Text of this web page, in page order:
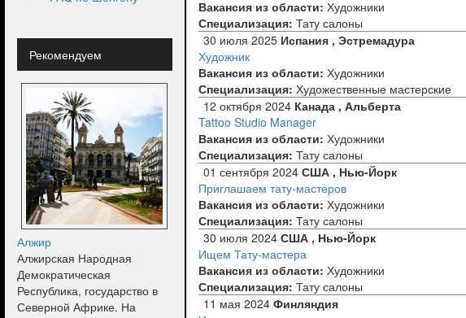
Рекомендуем
Алжир
Алжирская Народная
Демократическая
Республика, государство в
Северной Африке. На
Вакансия из области: Художники
Специализация: Тату салоны
30 июля 2025 Испания , Эстремадура
Художник
Вакансия из области: Художники
Специализация: Художественные мастерские
12 октября 2024 Канада , Альберта
Tattoo Studio Manager
Вакансия из области: Художники
Специализация: Тату салоны
01 сентября 2024 США , Нью-Йорк
Приглашаем тату-мастеров
Вакансия из области: Художники
Специализация: Тату салоны
30 июля 2024 США , Нью-Йорк
Ищем Тату-мастера
Вакансия из области: Художники
Специализация: Тату салоны
11 мая 2024 Финляндия